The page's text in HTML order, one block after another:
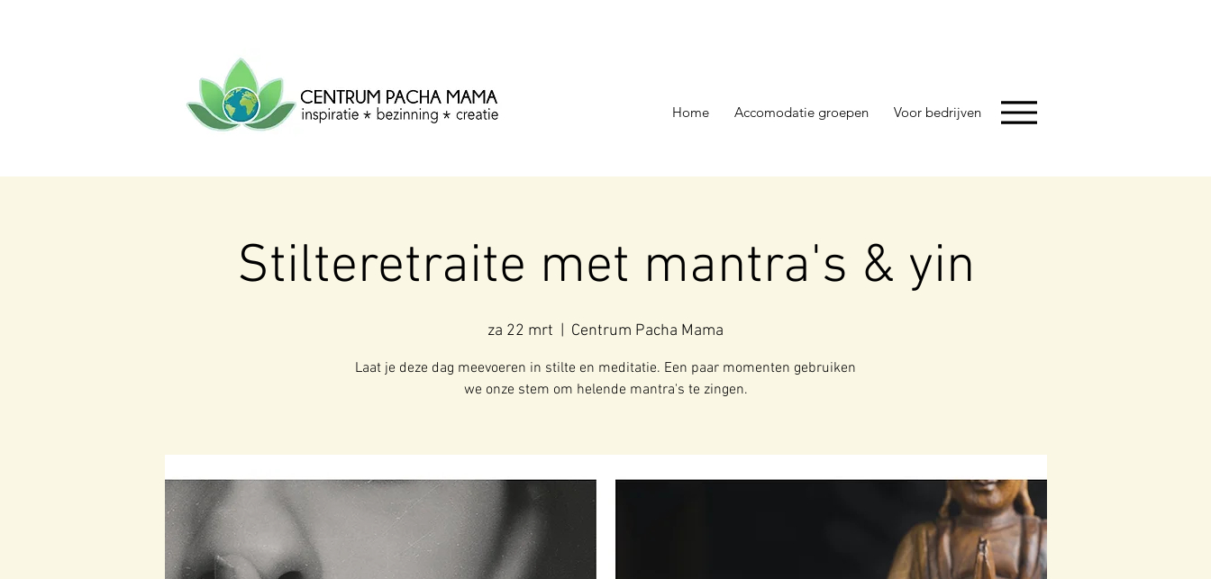
CENTRUM
PACHA
MAMA Centrum voor inspiratie, bezinning &
creatie.
Home Accomodatie groepen Voor bedrijven
Stilteretraite met mantra's & yin
za 22 mrt Centrum Pacha Mama
Laat je deze dag meevoeren in stilte en meditatie. Een paar momenten gebruiken
we onze stem om helende mantra's te zingen.